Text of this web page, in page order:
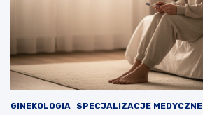
GINEKOLOGIA SPECJALIZACJE MEDYCZNE